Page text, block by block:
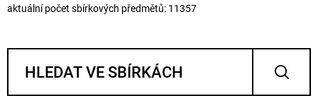
aktuální počet sbírkových předmětů: 11357